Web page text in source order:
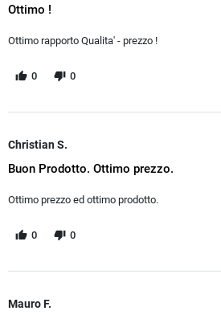
Ottimo !
Ottimo rapporto Qualita' - prezzo !
0 0
Christian S.
Buon Prodotto. Ottimo prezzo.
Ottimo prezzo ed ottimo prodotto.
0 0
Mauro F.